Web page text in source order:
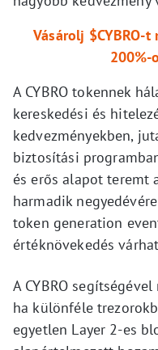
Vásárolj $CYBRO-t
200%-
A CYBRO tokennek
kereskedési és
kedvezményekben,
biztosítási
és erős alapot teremt
harmadik
token generation
értéknövekedés
A CYBRO
ha különféle
egyetlen Layer 2-es